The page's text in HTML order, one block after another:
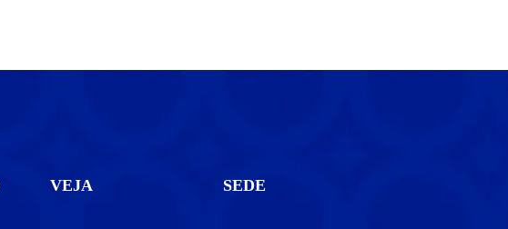
VEJA SEDE